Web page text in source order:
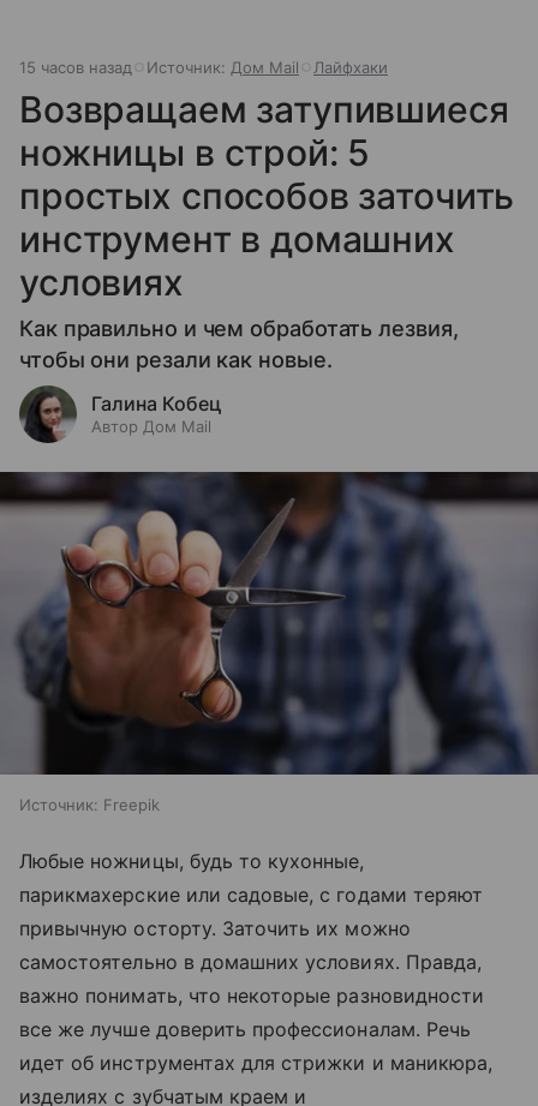
15 часов назад Источник: Дом Mail Лайфхаки
Возвращаем затупившиеся
ножницы в строй: 5
простых способов заточить
инструмент в домашних
условиях
Как правильно и чем обработать лезвия,
чтобы они резали как новые.
Галина Кобец
Автор Дом Mail
Источник: Freepik
Любые ножницы, будь то кухонные,
парикмахерские или садовые, с годами теряют
привычную осторту. Заточить их можно
самостоятельно в домашних условиях. Правда,
важно понимать, что некоторые разновидности
все же лучше доверить профессионалам. Речь
идет об инструментах для стрижки и маникюра,
изделиях с зубчатым краем и